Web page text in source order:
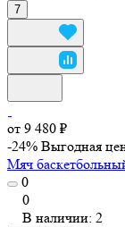
7
от 9 480 ₽
-24% Выгодная
Мяч
0
0
В наличии: 2